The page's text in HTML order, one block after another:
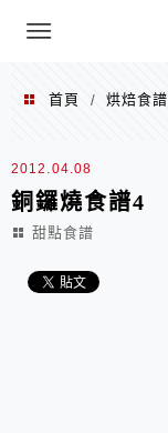
menu
首頁 / 烘焙食譜
2012.04.08
銅鑼燒食譜4
甜點食譜